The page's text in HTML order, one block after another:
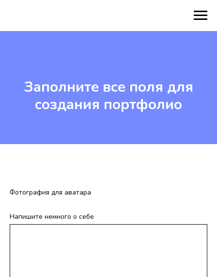
Заполните все поля для
создания портфолио
Фотография для аватара
Напишите немного о себе